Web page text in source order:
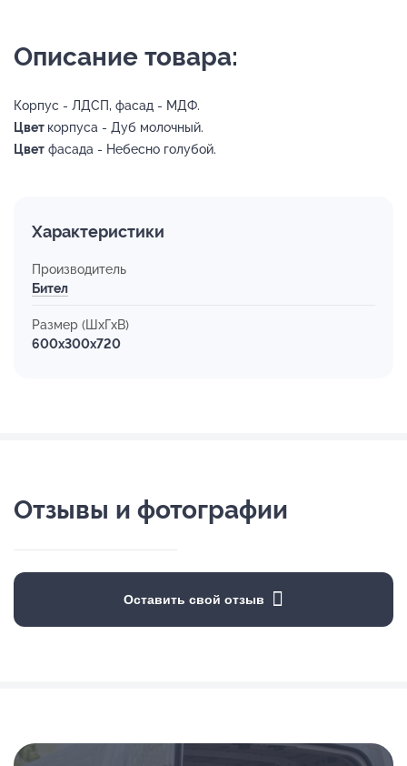
Описание товара:
Корпус - ЛДСП, фасад - МДФ.
Цвет корпуса - Дуб молочный.
Цвет фасада - Небесно голубой.
Характеристики
Производитель
Бител
Размер (ШхГхВ)
600x300x720
Отзывы и фотографии
Оставить свой отзыв